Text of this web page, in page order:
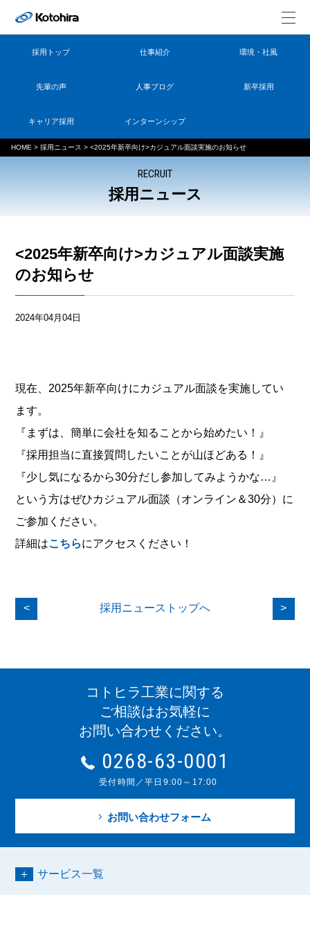
採用トップ 仕事紹介 環境・社風
先輩の声 人事ブログ 新卒採用
キャリア採用 インターンシップ
HOME > 採用ニュース > <2025年新卒向け>カジュアル面談実施のお知らせ
RECRUIT
採用ニュース
<2025年新卒向け>カジュアル面談実施
のお知らせ
2024年04月04日
現在、2025年新卒向けにカジュアル面談を実施してい
ます。
『まずは、簡単に会社を知ることから始めたい！』
『採用担当に直接質問したいことが山ほどある！』
『少し気になるから30分だし参加してみようかな…』
という方はぜひカジュアル面談（オンライン＆30分）に
ご参加ください。
詳細はこちらにアクセスください！
< >
採用ニューストップへ
コトヒラ工業に関する
ご相談はお気軽に
お問い合わせください。
0268-63-0001
受付時間／平日9:00～17:00
お問い合わせフォーム
サービス一覧
お問い合わせ